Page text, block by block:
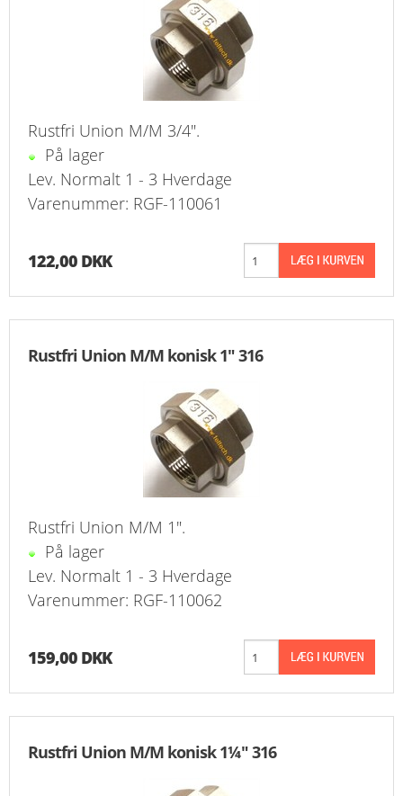
Rustfri Union M/M 3/4".
På lager
Lev. Normalt 1 - 3 Hverdage
Varenummer: RGF-110061
122,00 DKK
Rustfri Union M/M konisk 1" 316
Rustfri Union M/M 1".
På lager
Lev. Normalt 1 - 3 Hverdage
Varenummer: RGF-110062
159,00 DKK
Rustfri Union M/M konisk 1¼" 316